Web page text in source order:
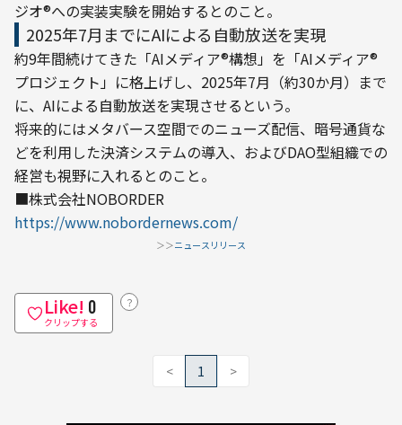
ジオ®への実装実験を開始するとのこと。
2025年7月までにAIによる自動放送を実現
約9年間続けてきた「AIメディア®構想」を「AIメディア®
プロジェクト」に格上げし、2025年7月（約30か月）まで
に、AIによる自動放送を実現させるという。
将来的にはメタバース空間でのニューズ配信、暗号通貨な
どを利用した決済システムの導入、およびDAO型組織での
経営も視野に入れるとのこと。
https://www.nobordernews.com/
＞＞ニュースリリース
Like! 0
クリップする
？
< 1 >